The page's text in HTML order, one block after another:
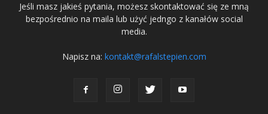
Jeśli masz jakieś pytania, możesz skontaktować się ze mną
bezpośrednio na maila lub użyć jedngo z kanałów social
media.
Napisz na: kontakt@rafalstepien.com